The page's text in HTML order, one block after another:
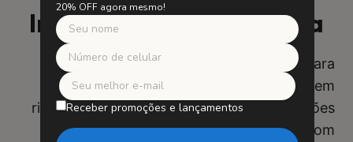
20% OFF agora mesmo!
Receber promoções e lançamentos
Instalação Fácil e Segura
Utilizamos suportes de alta qualidade para
garantir uma instalação fácil e segura, sem
risco de quedas. Diga adeus às preocupações
com fitas adesivas instáveis. Compre com